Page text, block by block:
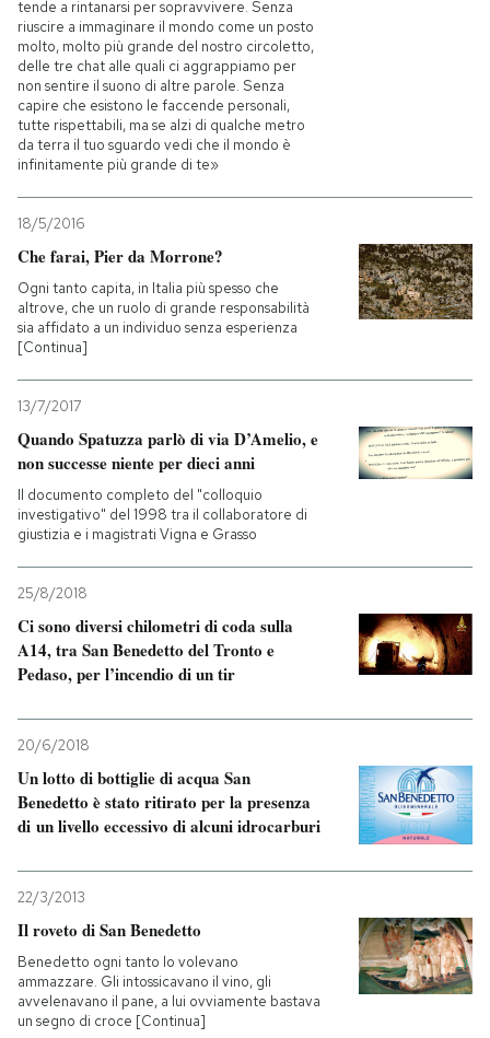
tende a rintanarsi per sopravvivere. Senza
riuscire a immaginare il mondo come un posto
molto, molto più grande del nostro circoletto,
delle tre chat alle quali ci aggrappiamo per
non sentire il suono di altre parole. Senza
capire che esistono le faccende personali,
tutte rispettabili, ma se alzi di qualche metro
da terra il tuo sguardo vedi che il mondo è
infinitamente più grande di te»
18/5/2016
Che farai, Pier da Morrone?
Ogni tanto capita, in Italia più spesso che
altrove, che un ruolo di grande responsabilità
sia affidato a un individuo senza esperienza
[Continua]
13/7/2017
Quando Spatuzza parlò di via D’Amelio, e
non successe niente per dieci anni
Il documento completo del "colloquio
investigativo" del 1998 tra il collaboratore di
giustizia e i magistrati Vigna e Grasso
25/8/2018
Ci sono diversi chilometri di coda sulla
A14, tra San Benedetto del Tronto e
Pedaso, per l’incendio di un tir
20/6/2018
Un lotto di bottiglie di acqua San
Benedetto è stato ritirato per la presenza
di un livello eccessivo di alcuni idrocarburi
22/3/2013
Il roveto di San Benedetto
Benedetto ogni tanto lo volevano
ammazzare. Gli intossicavano il vino, gli
avvelenavano il pane, a lui ovviamente bastava
un segno di croce [Continua]